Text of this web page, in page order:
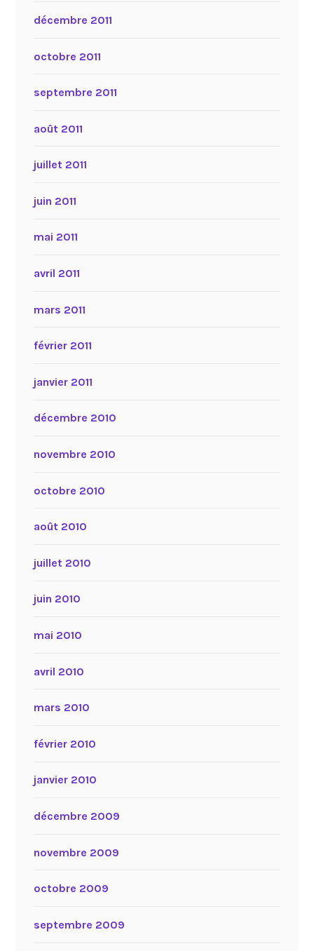
décembre 2011
octobre 2011
septembre 2011
août 2011
juillet 2011
juin 2011
mai 2011
avril 2011
mars 2011
février 2011
janvier 2011
décembre 2010
novembre 2010
octobre 2010
août 2010
juillet 2010
juin 2010
mai 2010
avril 2010
mars 2010
février 2010
janvier 2010
décembre 2009
novembre 2009
octobre 2009
septembre 2009